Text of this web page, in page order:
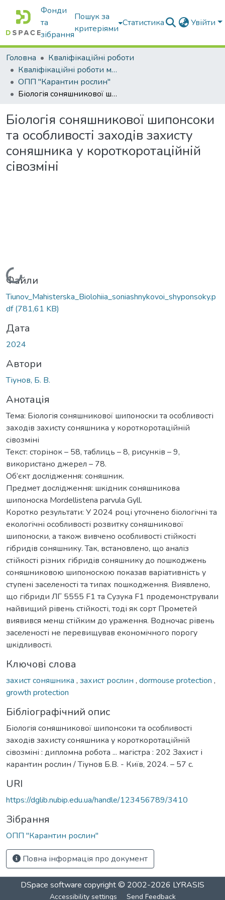
Фонди
та
зібрання
Пошук за
критеріями
Статистика Увійти
Головна
Кваліфікаційні роботи
Кваліфікаційні роботи магістрів
ОПП "Карантин рослин"
Біологія соняшникової шипонсоки та особливості заходів захисту соняшника у короткоротаційній сівозміні
Біологія соняшникової шипонсоки
та особливості заходів захисту
соняшника у короткоротаційній
сівозміні
Вантажиться...
Файли
Tiunov_Mahisterska_Biolohiia_soniashnykovoi_shyponsoky.p
df(781,61 KB)
Дата
2024
Автори
Тіунов, Б. В.
Анотація
Тема: Біологія соняшникової шипоноски та особливості
заходів захисту соняшника у короткоротаційній
сівозміні
Текст: сторінок – 58, таблиць – 8, рисунків – 9,
використано джерел – 78.
Об’єкт дослідження: соняшник.
Предмет дослідження: шкідник соняшникова
шипоноска Mordellistena parvula Gyll.
Коротко результати: У 2024 році уточнено біологічні та
екологічні особливості розвитку соняшникової
шипоноски, а також вивчено особливості стійкості
гібридів соняшнику. Так, встановлено, що аналіз
стійкості різних гібридів соняшнику до пошкоджень
соняшниковою шипоноскою показав варіативність у
ступені заселеності та типах пошкодження. Виявлено,
що гібриди ЛГ 5555 F1 та Сузука F1 продемонстрували
найвищий рівень стійкості, тоді як сорт Прометей
виявився менш стійким до ураження. Водночас рівень
заселеності не перевищував економічного порогу
шкідливості.
Ключові слова
захист соняшника , захист рослин , dormouse protection ,
growth protection
Бібліографічний опис
Біологія соняшникової шипонсоки та особливості
заходів захисту соняшника у короткоротаційній
сівозміні : дипломна робота ... магістра : 202 Захист і
карантин рослин / Тіунов Б.В. - Київ, 2024. – 57 с.
URI
https://dglib.nubip.edu.ua/handle/123456789/3410
Зібрання
ОПП "Карантин рослин"
Повна інформація про документ
DSpace software copyright © 2002-2026 LYRASIS
Accessibility settings Send Feedback